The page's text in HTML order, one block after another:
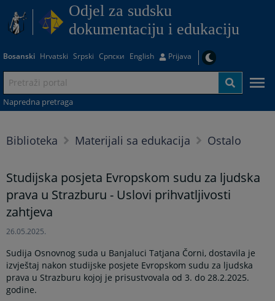
Odjel za sudsku
dokumentaciju i edukaciju
Bosanski Hrvatski Srpski Српски English Prijava
Napredna pretraga
Biblioteka Materijali sa edukacija Ostalo
Studijska posjeta Evropskom sudu za ljudska
prava u Strazburu - Uslovi prihvatljivosti
zahtjeva
26.05.2025.
Sudija Osnovnog suda u Banjaluci Tatjana Čorni, dostavila je
izvještaj nakon studijske posjete Evropskom sudu za ljudska
prava u Strazburu kojoj je prisustvovala od 3. do 28.2.2025.
godine.